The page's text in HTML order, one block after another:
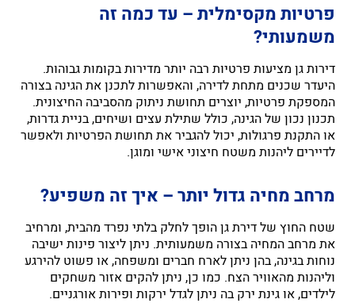
פרטיות מקסימלית – עד כמה זה
משמעותי?
דירות גן מציעות פרטיות רבה יותר מדירות בקומות גבוהות.
היעדר שכנים מתחת לדירה, והאפשרות לתכנן את הגינה בצורה
המספקת פרטיות, יוצרים תחושת ניתוק מהסביבה החיצונית.
תכנון נכון של הגינה, כולל שתילת עצים ושיחים, בניית גדרות,
או התקנת פרגולות, יכול להגביר את תחושת הפרטיות ולאפשר
לדיירים ליהנות משטח חיצוני אישי ומוגן.
מרחב מחיה גדול יותר – איך זה משפיע?
שטח החוץ של דירת גן הופך לחלק בלתי נפרד מהבית, ומרחיב
את מרחב המחיה בצורה משמעותית. ניתן ליצור פינות ישיבה
נוחות בגינה, בהן ניתן לארח חברים ומשפחה, או פשוט להירגע
וליהנות מהאוויר הצח. כמו כן, ניתן להקים אזור משחקים
לילדים, או גינת ירק בה ניתן לגדל ירקות ופירות אורגניים.